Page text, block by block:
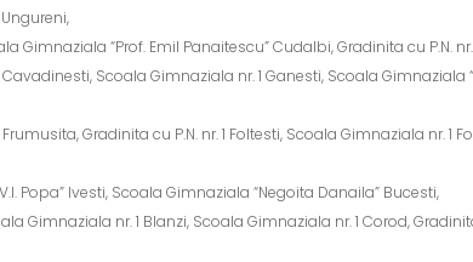
Gimnaziala “Prof. Emil Panaitescu” Cudalbi, Gradinita cu P.N.
Scoala Gimnaziala nr. 1 Ganesti, Scoala Gimnaziala
Gradinita cu P.N. nr. 1 Foltesti, Scoala Gimnaziala nr. 1
Popa” Ivesti, Scoala Gimnaziala “Negoita Danaila” Bucesti,
Gimnaziala nr. 1 Blanzi, Scoala Gimnaziala nr. 1 Corod,